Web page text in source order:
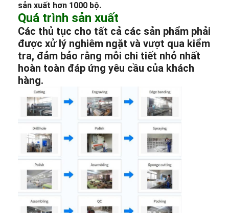
sản xuất hơn 1000 bộ.
Quá trình sản xuất
Các thủ tục cho tất cả các sản phẩm phải
được xử lý nghiêm ngặt và vượt qua kiểm
tra, đảm bảo rằng mỗi chi tiết nhỏ nhất
hoàn toàn đáp ứng yêu cầu của khách
hàng.